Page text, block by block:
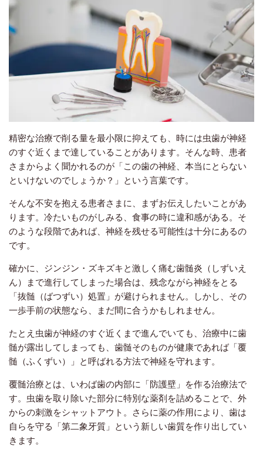
精密な治療で削る量を最小限に抑えても、時には虫歯が神経
のすぐ近くまで達していることがあります。そんな時、患者
さまからよく聞かれるのが「この歯の神経、本当にとらない
といけないのでしょうか？」という言葉です。
そんな不安を抱える患者さまに、まずお伝えしたいことがあ
ります。冷たいものがしみる、食事の時に違和感がある。そ
のような段階であれば、神経を残せる可能性は十分にあるの
です。
確かに、ジンジン・ズキズキと激しく痛む歯髄炎（しずいえ
ん）まで進行してしまった場合は、残念ながら神経をとる
「抜髄（ばつずい）処置」が避けられません。しかし、その
一歩手前の状態なら、まだ間に合うかもしれません。
たとえ虫歯が神経のすぐ近くまで進んでいても、治療中に歯
髄が露出してしまっても、歯髄そのものが健康であれば「覆
髄（ふくずい）」と呼ばれる方法で神経を守れます。
覆髄治療とは、いわば歯の内部に「防護壁」を作る治療法で
す。虫歯を取り除いた部分に特別な薬剤を詰めることで、外
からの刺激をシャットアウト。さらに薬の作用により、歯は
自らを守る「第二象牙質」という新しい歯質を作り出してい
きます。